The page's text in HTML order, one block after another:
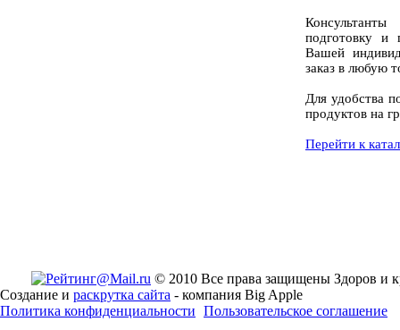
подготовку и
Вашей
заказ в любую
Для удобства
продуктов на
Перейти к
© 2010 Все права защищены Здоров и
Создание и раскрутка сайта - компания Big Apple
Политика конфиденциальности Пользовательское соглашение